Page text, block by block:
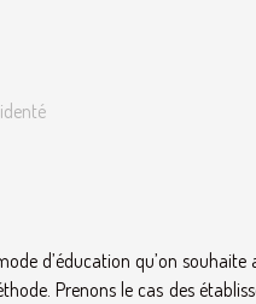
d’éducation qu’on souhaite
Prenons le cas des